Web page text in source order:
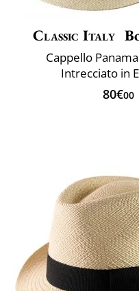
Classic Italy
Cappello
Intrecciato in
80€00